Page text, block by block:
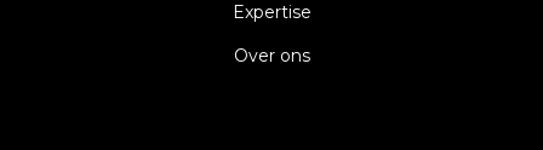
Expertise
Over ons